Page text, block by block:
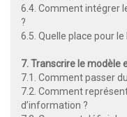
6.4. Comment intégrer
?
6.5. Quelle place pour
7. Transcrire le modèle
7.1. Comment passer
7.2. Comment
d’information ?